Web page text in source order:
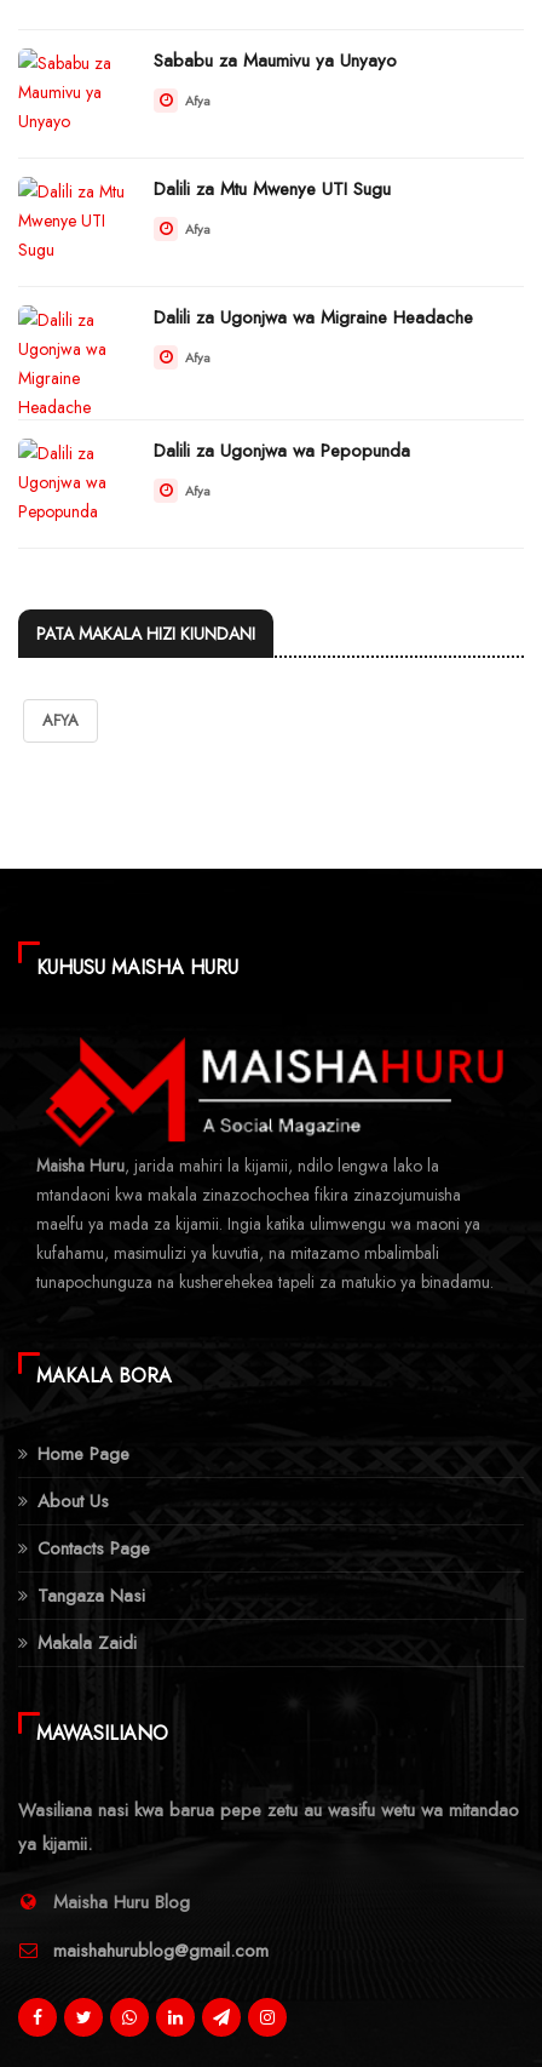
Sababu za Maumivu ya Unyayo
Afya
Dalili za Mtu Mwenye UTI Sugu
Afya
Dalili za Ugonjwa wa Migraine Headache
Afya
Dalili za Ugonjwa wa Pepopunda
Afya
PATA MAKALA HIZI KIUNDANI
AFYA
KUHUSU MAISHA HURU
Maisha Huru, jarida mahiri la kijamii, ndilo lengwa lako la
mtandaoni kwa makala zinazochochea fikira zinazojumuisha
maelfu ya mada za kijamii. Ingia katika ulimwengu wa maoni ya
kufahamu, masimulizi ya kuvutia, na mitazamo mbalimbali
tunapochunguza na kusherehekea tapeli za matukio ya binadamu.
MAKALA BORA
Home Page
About Us
Contacts Page
Tangaza Nasi
Makala Zaidi
MAWASILIANO
Wasiliana nasi kwa barua pepe zetu au wasifu wetu wa mitandao
ya kijamii.
Maisha Huru Blog
maishahurublog@gmail.com